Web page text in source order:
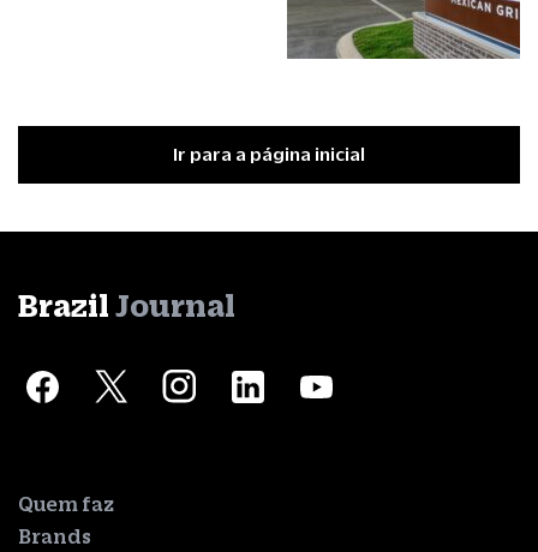
Ir para a página inicial
Brazil Journal
Quem faz
Brands